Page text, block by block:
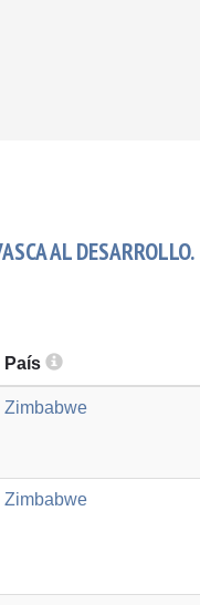
AL DESARROLLO.
País
Zimbabwe
Zimbabwe